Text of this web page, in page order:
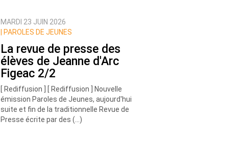
MARDI 23 JUIN 2026
PAROLES DE JEUNES
La revue de presse des
élèves de Jeanne d'Arc
Figeac 2/2
[ Rediffusion ] [ Rediffusion ] Nouvelle
émission Paroles de Jeunes, aujourd'hui
suite et fin de la traditionnelle Revue de
Presse écrite par des (…)